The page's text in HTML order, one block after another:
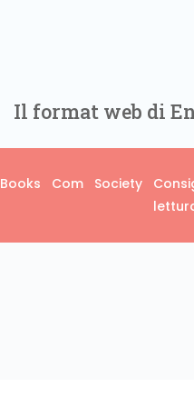
Il format web di
Books Com Society